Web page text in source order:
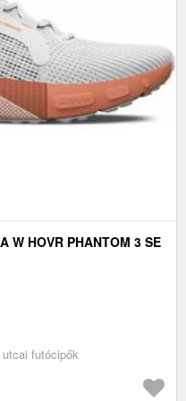
W HOVR PHANTOM 3 SE
futócipők